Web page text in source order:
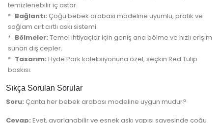
temizlenebilir iç astar.
Bağlantı: Çoğu bebek arabası modeline uyumlu, pratik ve
sağlam cırt cırtlı askı sistemi.
Bölmeler: Temel ihtiyaçlar için geniş ana bölme ve hızlı erişim
sunan dış cepler.
Tasarım: Hyde Park koleksiyonuna özel, seçkin Red Tulip
baskısı.
Sıkça Sorulan Sorular
Soru: Çanta her bebek arabası modeline uygun mudur?
Cevap: Evet, ayarlanabilir ve esnek askı yapısı sayesinde çoğu